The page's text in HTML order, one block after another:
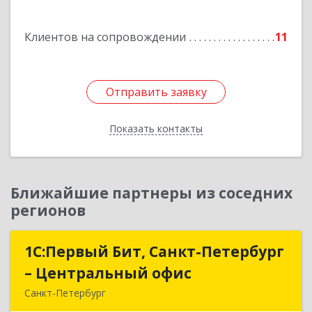
Клиентов на сопровождении 11
Отправить заявку
Показать контакты
Отправить заявку
Назад
Ближайшие партнеры из соседних
регионов
1С:Первый Бит, Санкт-Петербург
– Центральный офис
Санкт-Петербург
1С:Первый Бит, Санкт-Петербург
– Центральный офис